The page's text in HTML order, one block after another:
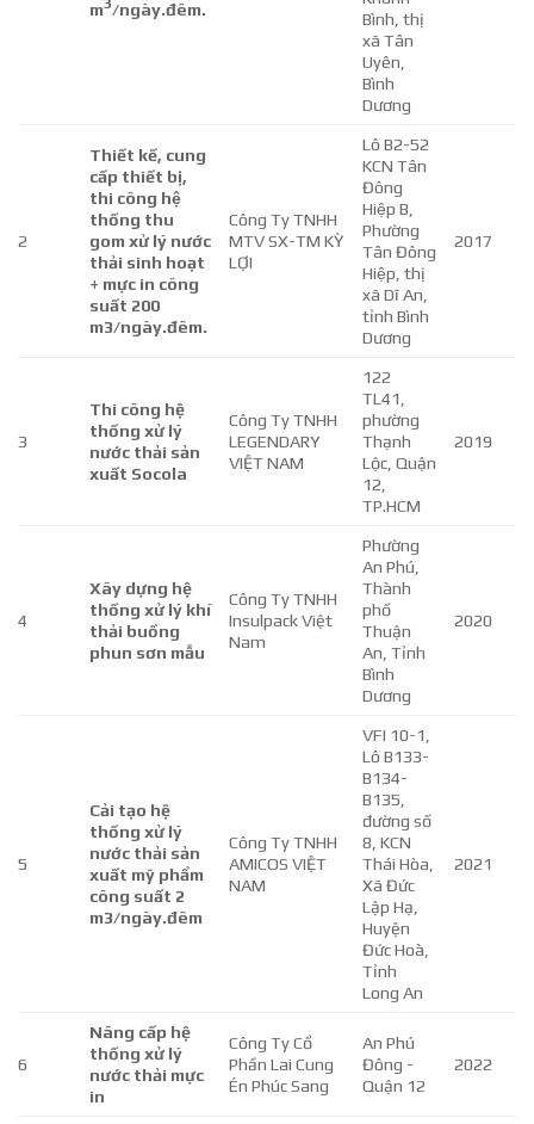
m /ngày.đêm.
Bình, thị
xã Tân
Uyên,
Bình
Dương
2
Thiết kế, cung
cấp thiết bị,
thi công hệ
thống thu
gom xử lý nước
thải sinh hoạt
+ mực in công
suất 200
m3/ngày.đêm.
Công Ty TNHH
MTV SX-TM KỲ
LỢI
Lô B2-52
KCN Tân
Đông
Hiệp B,
Phường
Tân Đông
Hiệp, thị
xã Dĩ An,
tỉnh Bình
Dương
2017
3
Thi công hệ
thống xử lý
nước thải sản
xuất Socola
Công Ty TNHH
LEGENDARY
VIỆT NAM
122
TL41,
phường
Thạnh
Lộc, Quận
12,
TP.HCM
2019
4
Xây dựng hệ
thống xử lý khí
thải buồng
phun sơn mẫu
Công Ty TNHH
Insulpack Việt
Nam
Phường
An Phú,
Thành
phố
Thuận
An, Tỉnh
Bình
Dương
2020
5
Cải tạo hệ
thống xử lý
nước thải sản
xuất mỹ phẩm
công suất 2
m3/ngày.đêm
Công Ty TNHH
AMICOS VIỆT
NAM
VFI 10-1,
Lô B133-
B134-
B135,
đường số
8, KCN
Thái Hòa,
Xã Đức
Lập Hạ,
Huyện
Đức Hoà,
Tỉnh
Long An
2021
6
Nâng cấp hệ
thống xử lý
nước thải mực
in
Công Ty Cổ
Phần Lai Cung
Én Phúc Sang
An Phú
Đông -
Quận 12
2022